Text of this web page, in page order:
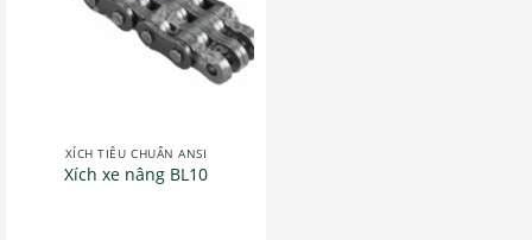
XÍCH TIÊU CHUẨN ANSI
Xích xe nâng BL10